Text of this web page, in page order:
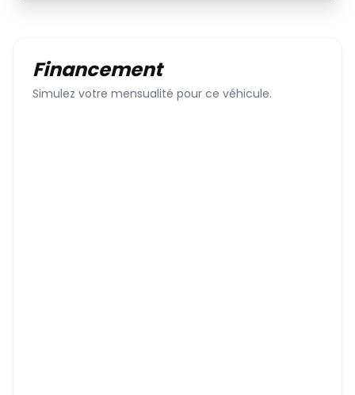
Financement
Simulez votre mensualité pour ce véhicule.